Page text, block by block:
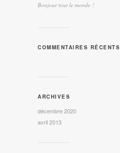
Bonjour tout le monde !
COMMENTAIRES RÉCENTS
ARCHIVES
décembre 2020
avril 2013